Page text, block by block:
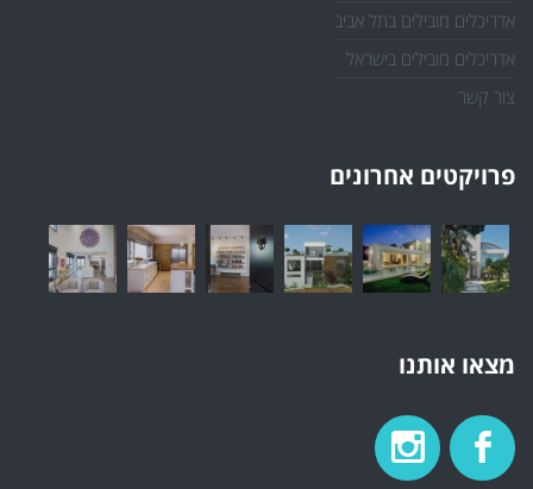
אדריכלים מובילים בתל אביב
אדריכלים מובילים בישראל
צור קשר
פרויקטים אחרונים
מצאו אותנו